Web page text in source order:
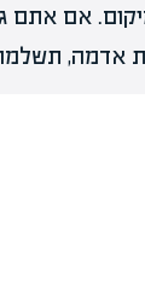
אם אתם
אדמה,